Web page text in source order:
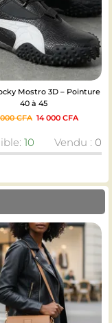
Celine Teen Triomphe
de veau brillant noir
000CFA 12 000 CFA
5 Vendu : 0